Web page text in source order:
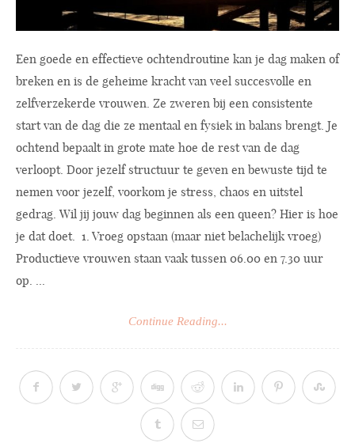
Een goede en effectieve ochtendroutine kan je dag maken of
breken en is de geheime kracht van veel succesvolle en
zelfverzekerde vrouwen. Ze zweren bij een consistente
start van de dag die ze mentaal en fysiek in balans brengt. Je
ochtend bepaalt in grote mate hoe de rest van de dag
verloopt. Door jezelf structuur te geven en bewuste tijd te
nemen voor jezelf, voorkom je stress, chaos en uitstel
gedrag. Wil jij jouw dag beginnen als een queen? Hier is hoe
je dat doet. 1. Vroeg opstaan (maar niet belachelijk vroeg)
Productieve vrouwen staan vaak tussen 06.00 en 7.30 uur
op. ...
Continue Reading...